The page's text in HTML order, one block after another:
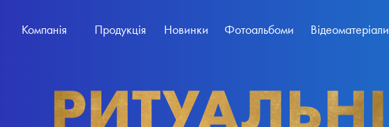
Продукція Новинки Фотоальбоми Відеоматеріали
Компанія